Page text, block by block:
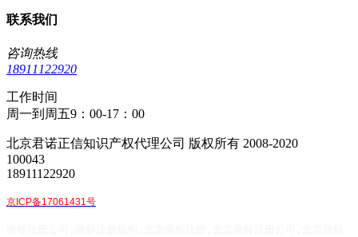
联系我们
咨询热线
18911122920
工作时间
周一到周五9：00-17：00
北京君诺正信知识产权代理公司 版权所有 2008-2020
100043
18911122920
京ICP备17061431号